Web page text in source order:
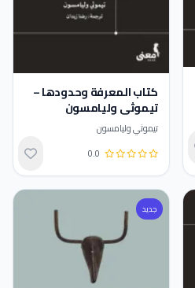
كتاب المعرفة وحدودها –
تيموثي وليامسون
تيموثي وليامسون
تقييم 0.0 من 5 0.0
جديد